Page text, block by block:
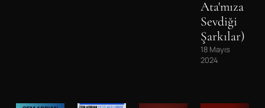
Ata'mıza
Sevdiği
Şarkılar)
18 Mayıs
2024